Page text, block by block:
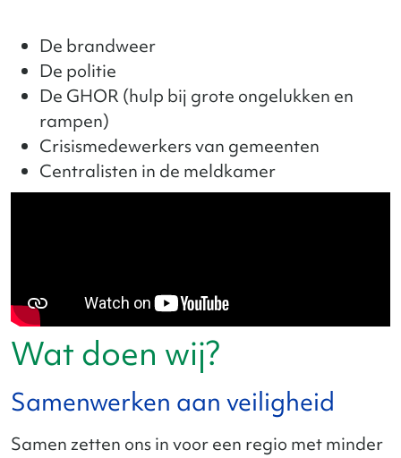
De brandweer
De politie
De GHOR (hulp bij grote ongelukken en
rampen)
Crisismedewerkers van gemeenten
Centralisten in de meldkamer
Wat doen wij?
Samenwerken aan veiligheid
Samen zetten ons in voor een regio met minder